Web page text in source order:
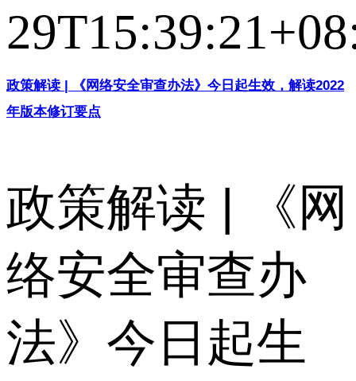
政策解读 | 《网络安全审查办法》今日起生效，解读2022
年版本修订要点
政策解读 | 《网
络安全审查办
法》今日起生